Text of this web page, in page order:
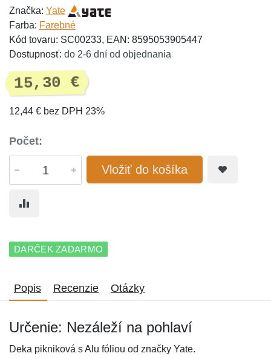
Značka: Yate
Farba: Farebné
Kód tovaru: SC00233, EAN: 8595053905447
Dostupnosť: do 2-6 dní od objednania
15,30 €
12,44 € bez DPH 23%
Počet:
Vložiť do košíka
DARČEK ZADARMO
Popis Recenzie Otázky
Určenie: Nezáleží na pohlaví
Deka pikniková s Alu fóliou od značky Yate.